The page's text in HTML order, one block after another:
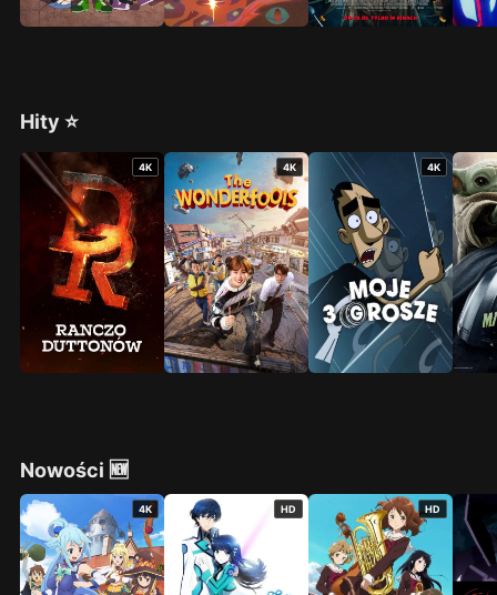
Hity ⭐
4K 4K 4K
Nowości 🆕
4K HD HD